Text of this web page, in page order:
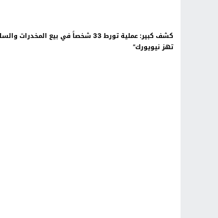
كشف كبير: عملية تورط 33 شخصاً في بيع المخدرات
تهز نيويورك”